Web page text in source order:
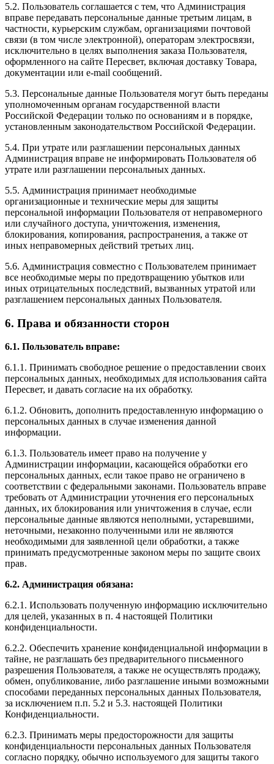
5.2. Пользователь соглашается с тем, что Администрация
вправе передавать персональные данные третьим лицам, в
частности, курьерским службам, организациями почтовой
связи (в том числе электронной), операторам электросвязи,
исключительно в целях выполнения заказа Пользователя,
оформленного на сайте Пересвет, включая доставку Товара,
документации или e-mail сообщений.
5.3. Персональные данные Пользователя могут быть переданы
уполномоченным органам государственной власти
Российской Федерации только по основаниям и в порядке,
установленным законодательством Российской Федерации.
5.4. При утрате или разглашении персональных данных
Администрация вправе не информировать Пользователя об
утрате или разглашении персональных данных.
5.5. Администрация принимает необходимые
организационные и технические меры для защиты
персональной информации Пользователя от неправомерного
или случайного доступа, уничтожения, изменения,
блокирования, копирования, распространения, а также от
иных неправомерных действий третьих лиц.
5.6. Администрация совместно с Пользователем принимает
все необходимые меры по предотвращению убытков или
иных отрицательных последствий, вызванных утратой или
разглашением персональных данных Пользователя.
6. Права и обязанности сторон
6.1. Пользователь вправе:
6.1.1. Принимать свободное решение о предоставлении своих
персональных данных, необходимых для использования сайта
Пересвет, и давать согласие на их обработку.
6.1.2. Обновить, дополнить предоставленную информацию о
персональных данных в случае изменения данной
информации.
6.1.3. Пользователь имеет право на получение у
Администрации информации, касающейся обработки его
персональных данных, если такое право не ограничено в
соответствии с федеральными законами. Пользователь вправе
требовать от Администрации уточнения его персональных
данных, их блокирования или уничтожения в случае, если
персональные данные являются неполными, устаревшими,
неточными, незаконно полученными или не являются
необходимыми для заявленной цели обработки, а также
принимать предусмотренные законом меры по защите своих
прав.
6.2. Администрация обязана:
6.2.1. Использовать полученную информацию исключительно
для целей, указанных в п. 4 настоящей Политики
конфиденциальности.
6.2.2. Обеспечить хранение конфиденциальной информации в
тайне, не разглашать без предварительного письменного
разрешения Пользователя, а также не осуществлять продажу,
обмен, опубликование, либо разглашение иными возможными
способами переданных персональных данных Пользователя,
за исключением п.п. 5.2 и 5.3. настоящей Политики
Конфиденциальности.
6.2.3. Принимать меры предосторожности для защиты
конфиденциальности персональных данных Пользователя
согласно порядку, обычно используемого для защиты такого